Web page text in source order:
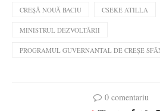
CREȘĂ NOUĂ BACIU CSEKE ATILLA
MINISTRUL DEZVOLTĂRII
PROGRAMUL GUVERNANTAL DE CREȘE
0 comentariu